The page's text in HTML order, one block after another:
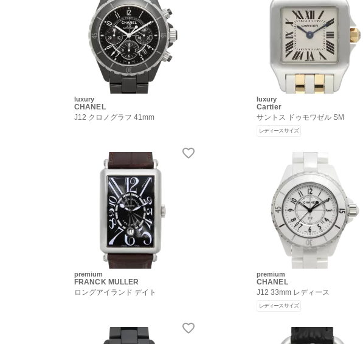
luxury
CHANEL
J12 クロノグラフ 41mm
luxury
Cartier
サントス ドゥモワゼル SM
レディースサイズ
premium
FRANCK MULLER
ロングアイランド デイト
premium
CHANEL
J12 33mm レディース
レディースサイズ